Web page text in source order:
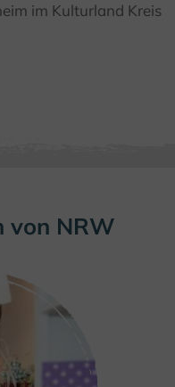
© Hanf zeit Steinheim
im Kulturland Kreis
von NRW